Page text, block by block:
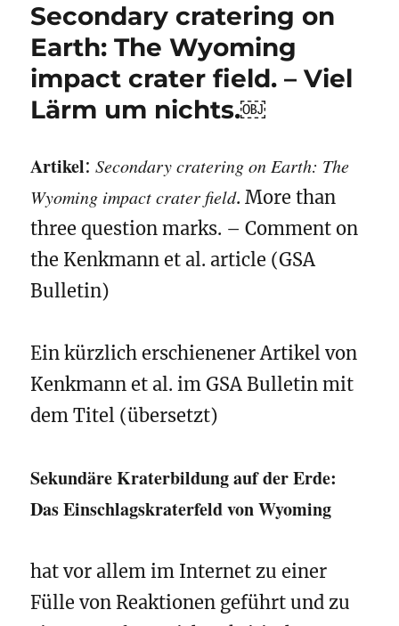
Secondary cratering on
Earth: The Wyoming
impact crater field. – Viel
Lärm um nichts.￼
Artikel:Secondary cratering on Earth: The
Wyoming impact crater field. More than
three question marks. – Comment on
the Kenkmann et al. article (GSA
Bulletin)
Ein kürzlich erschienener Artikel von
Kenkmann et al. im GSA Bulletin mit
dem Titel (übersetzt)
Sekundäre Kraterbildung auf der Erde:
Das Einschlagskraterfeld von Wyoming
hat vor allem im Internet zu einer
Fülle von Reaktionen geführt und zu